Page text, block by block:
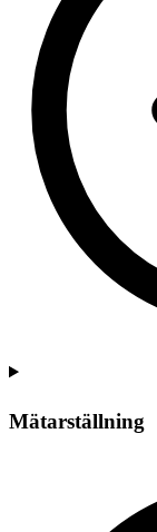
Mätarställning